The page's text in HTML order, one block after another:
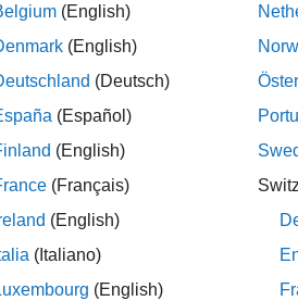
ク
Bug Finder on Desktop
C/C++ code for defects, coding rule
Platform: A Unified Platform
Platform is an integrated
ェクトの作成と更新
(English)
(English)
(Deutsch)
(Español)
(English)
(Français)
(English)
(Italiano)
(English)